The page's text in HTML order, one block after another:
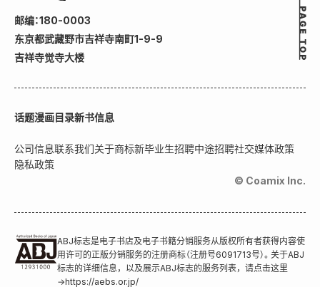
邮编：180-0003
东京都武藏野市吉祥寺南町1-9-9
吉祥寺觉寺大楼
话题漫画目录新书信息
公司信息联系我们关于商标新毕业生招聘中途招聘社交媒体政策
隐私政策
© Coamix Inc.
ABJ标志是电子书店及电子书籍分销服务从版权所有者获得内容使
用许可的正版分销服务的注册商标（注册号6091713号）。关于ABJ
标志的详细信息，以及展示ABJ标志的服务列表，请点击这里
→https://aebs.or.jp/